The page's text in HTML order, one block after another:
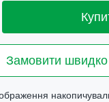
Замовити швидко